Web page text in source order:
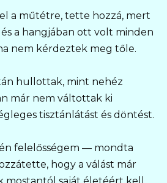
a műtétre, tette hozzá, mert
és a hangjában ott volt minden
nem kérdeztek meg tőle.
hullottak, mint nehéz
már nem váltottak ki
tisztánlátást és döntést.
felelősségem — mondta
hogy a válást már